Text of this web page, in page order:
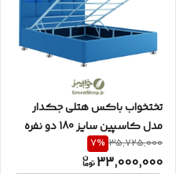
تختخواب باکس هتلی جکدار
مدل کاسپین سایز 180 دو نفره
به همراه تاج مربعی
35,725,000
7%
33,000,000